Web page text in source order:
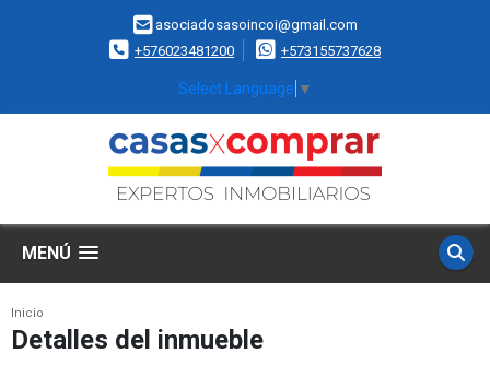
asociadosasoincoi@gmail.com
+576023481200
+573155737628
Select Language ▼
MENÚ
Inicio
Detalles del inmueble